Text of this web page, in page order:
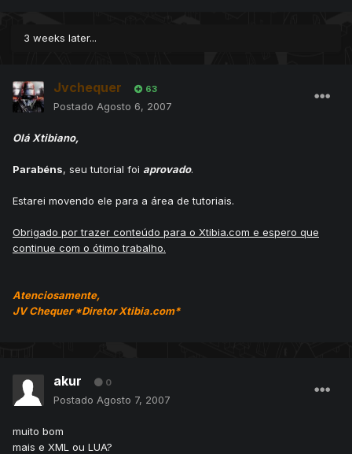
3 weeks later...
Jvchequer 63
Postado Agosto 6, 2007
Olá Xtibiano,
Parabéns, seu tutorial foi aprovado.
Estarei movendo ele para a área de tutoriais.
Obrigado por trazer conteúdo para o Xtibia.com e espero que
continue com o ótimo trabalho.
Atenciosamente,
JV Chequer *Diretor Xtibia.com*
akur 0
Postado Agosto 7, 2007
muito bom
mais e XML ou LUA?